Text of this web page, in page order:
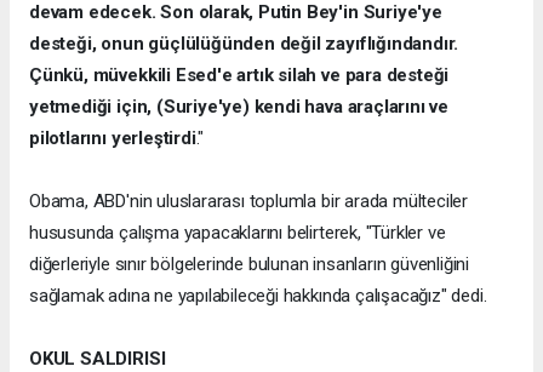
devam edecek. Son olarak, Putin Bey'in Suriye'ye
desteği, onun güçlülüğünden değil zayıflığındandır.
Çünkü, müvekkili Esed'e artık silah ve para desteği
yetmediği için, (Suriye'ye) kendi hava araçlarını ve
pilotlarını yerleştirdi."
Obama, ABD'nin uluslararası toplumla bir arada mülteciler
hususunda çalışma yapacaklarını belirterek, "Türkler ve
diğerleriyle sınır bölgelerinde bulunan insanların güvenliğini
sağlamak adına ne yapılabileceği hakkında çalışacağız" dedi.
OKUL SALDIRISI